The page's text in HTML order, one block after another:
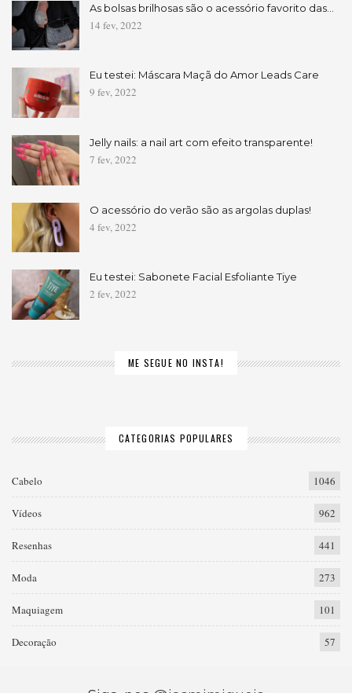
As bolsas brilhosas são o acessório favorito das…
14 fev, 2022
Eu testei: Máscara Maçã do Amor Leads Care
9 fev, 2022
Jelly nails: a nail art com efeito transparente!
7 fev, 2022
O acessório do verão são as argolas duplas!
4 fev, 2022
Eu testei: Sabonete Facial Esfoliante Tiye
2 fev, 2022
ME SEGUE NO INSTA!
CATEGORIAS POPULARES
Cabelo 1046
Vídeos 962
Resenhas 441
Moda 273
Maquiagem 101
Decoração 57